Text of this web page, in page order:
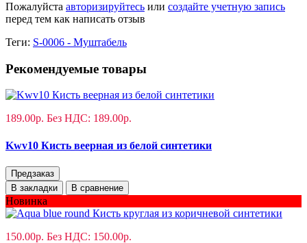
Пожалуйста авторизируйтесь или создайте учетную запись
перед тем как написать отзыв
Теги: S-0006 - Муштабель
Рекомендуемые товары
189.00р. Без НДС: 189.00р.
Kwv10 Кисть веерная из белой синтетики
Предзаказ
В закладки
В сравнение
Новинка
150.00р. Без НДС: 150.00р.